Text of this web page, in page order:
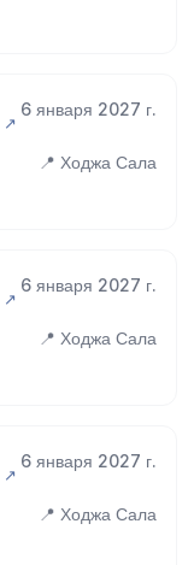
6 января 2027 г.
📍 Ходжа Сала
6 января 2027 г.
📍 Ходжа Сала
6 января 2027 г.
📍 Ходжа Сала